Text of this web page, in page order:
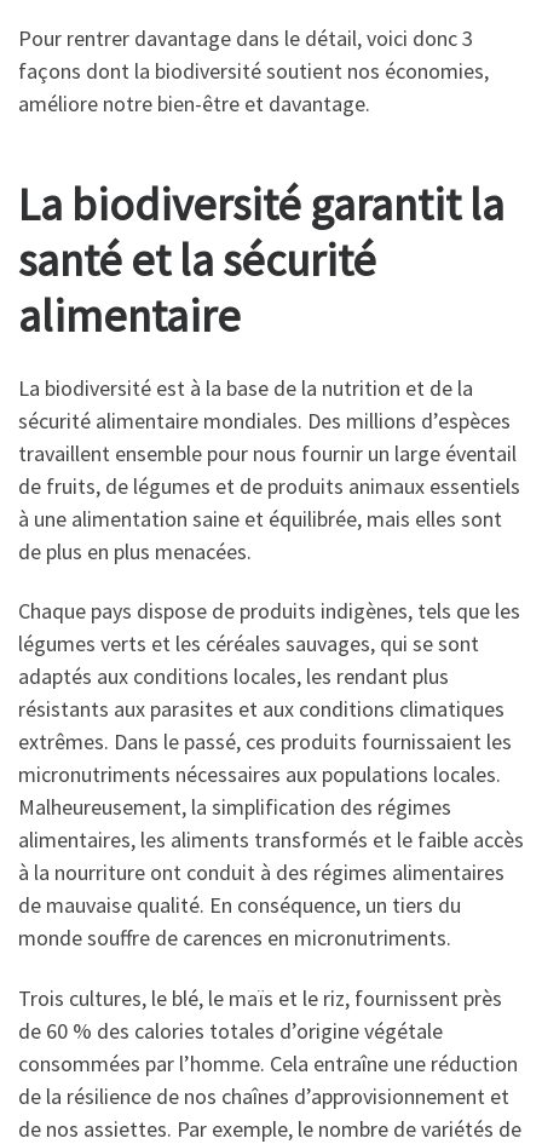
Pour rentrer davantage dans le détail, voici donc 3
façons dont la biodiversité soutient nos économies,
améliore notre bien-être et davantage.
La biodiversité garantit la
santé et la sécurité
alimentaire
La biodiversité est à la base de la nutrition et de la
sécurité alimentaire mondiales. Des millions d’espèces
travaillent ensemble pour nous fournir un large éventail
de fruits, de légumes et de produits animaux essentiels
à une alimentation saine et équilibrée, mais elles sont
de plus en plus menacées.
Chaque pays dispose de produits indigènes, tels que les
légumes verts et les céréales sauvages, qui se sont
adaptés aux conditions locales, les rendant plus
résistants aux parasites et aux conditions climatiques
extrêmes. Dans le passé, ces produits fournissaient les
micronutriments nécessaires aux populations locales.
Malheureusement, la simplification des régimes
alimentaires, les aliments transformés et le faible accès
à la nourriture ont conduit à des régimes alimentaires
de mauvaise qualité. En conséquence, un tiers du
monde souffre de carences en micronutriments.
Trois cultures, le blé, le maïs et le riz, fournissent près
de 60 % des calories totales d’origine végétale
consommées par l’homme. Cela entraîne une réduction
de la résilience de nos chaînes d’approvisionnement et
de nos assiettes. Par exemple, le nombre de variétés de